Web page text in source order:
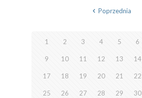
Poprzednia
1 2 3 4 5 6
9 10 11 12 13 14
17 18 19 20 21 22
25 26 27 28 29 30